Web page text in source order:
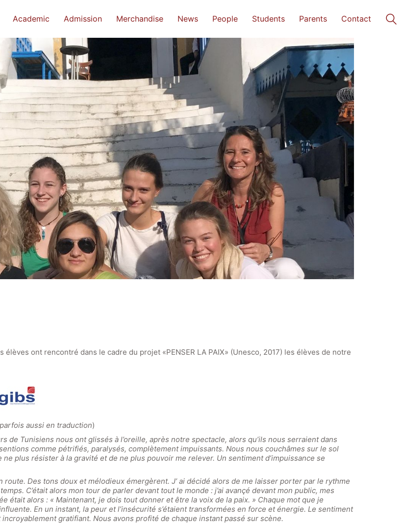
Academic Admission Merchandise News People Students Parents Contact
ont rencontré dans le cadre du projet «PENSER LA PAIX» (Unesco, 2017) les élèves de notre
parfois aussi en traduction)
de Tunisiens nous ont glissés à l’oreille, après notre spectacle, alors qu’ils nous serraient dans
comme pétrifiés, paralysés, complètement impuissants. Nous nous couchâmes sur le sol
plus résister à la gravité et de ne plus pouvoir me relever. Un sentiment d’impuissance se
route. Des tons doux et mélodieux émergèrent. J’ ai décidé alors de me laisser porter par le rythme
C’était alors mon tour de parler devant tout le monde : j’ai avançé devant mon public, mes
était alors : « Maintenant, je dois tout donner et être la voix de la paix. » Chaque mot que je
En un instant, la peur et l’insécurité s’étaient transformées en force et énergie. Le sentiment
gratifiant. Nous avons profité de chaque instant passé sur scène.